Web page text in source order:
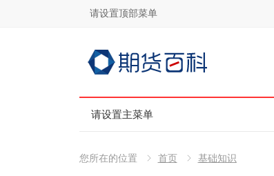
请设置顶部菜单
请设置主菜单
您所在的位置 首页 基础知识